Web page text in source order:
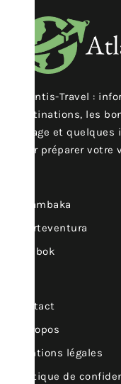
Atlantis-Travel :
destinations, les
voyage et
pour préparer votre
Kalambaka
Fuerteventura
Lombok
Contact
À propos
Mentions légales
Politique de